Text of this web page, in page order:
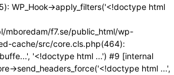
WP_Hook->apply_filters('<!doctype html
mboredam/f7.se/public_html/wp-
cache/src/core.cls.php(464):
'<!doctype html ...') #9 [internal
>send_headers_force('<!doctype html ...',